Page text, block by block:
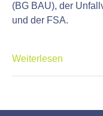
(BG BAU), der
und der FSA.
Weiterlesen